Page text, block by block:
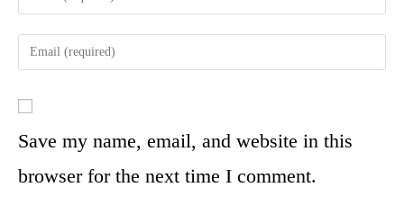
Save my name, email, and website in this
browser for the next time I comment.